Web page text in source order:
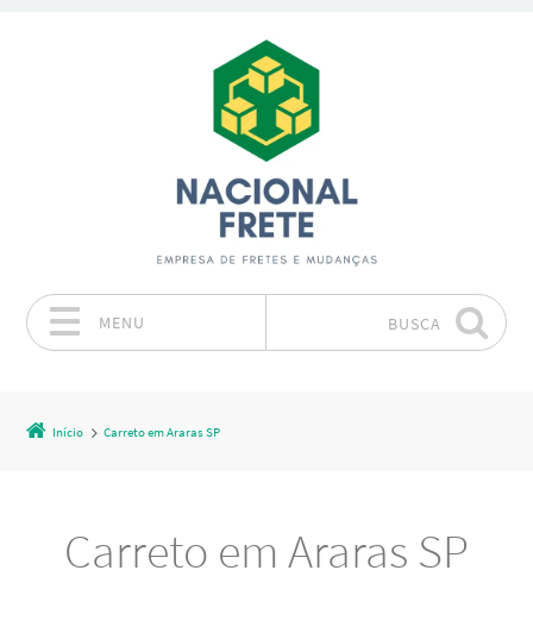
MENU BUSCA
Início Carreto em Araras SP
Carreto em Araras SP